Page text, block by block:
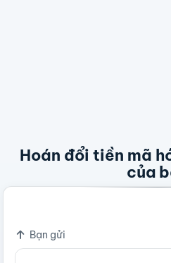
Hoán đổi tiền mã
của
Bạn gửi